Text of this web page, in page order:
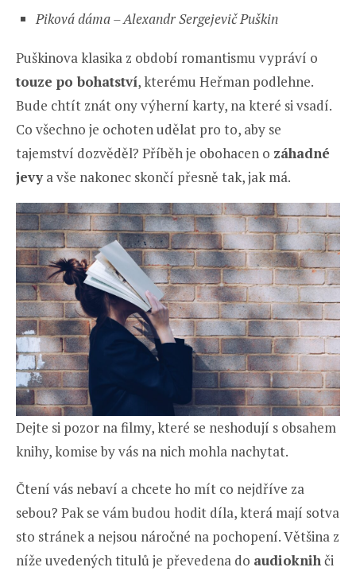
Piková dáma – Alexandr Sergejevič Puškin
Puškinova klasika z období romantismu vypráví o
touze po bohatství, kterému Heřman podlehne.
Bude chtít znát ony výherní karty, na které si vsadí.
Co všechno je ochoten udělat pro to, aby se
tajemství dozvěděl? Příběh je obohacen o záhadné
jevya vše nakonec skončí přesně tak, jak má.
Dejte si pozor na filmy, které se neshodují s obsahem
knihy, komise by vás na nich mohla nachytat.
Čtení vás nebaví a chcete ho mít co nejdříve za
sebou? Pak se vám budou hodit díla, která mají sotva
sto stránek a nejsou náročné na pochopení. Většina z
níže uvedených titulů je převedena do audioknihči